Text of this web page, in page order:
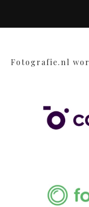
Fotografie.nl